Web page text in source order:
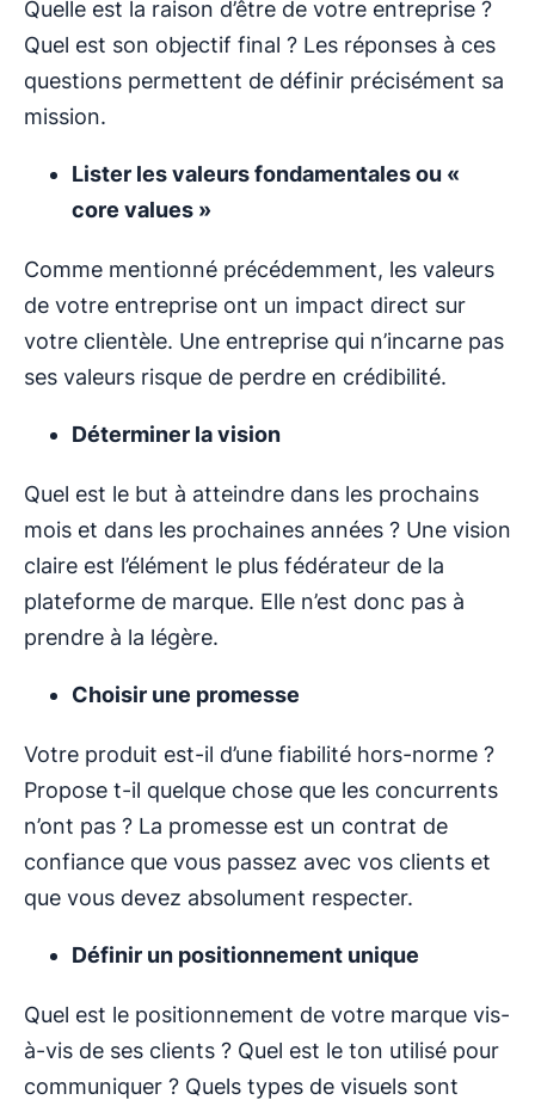
Quelle est la raison d’être de votre entreprise ?
Quel est son objectif final ? Les réponses à ces
questions permettent de définir précisément sa
mission.
Lister les valeurs fondamentales ou «
core values »
Comme mentionné précédemment, les valeurs
de votre entreprise ont un impact direct sur
votre clientèle. Une entreprise qui n’incarne pas
ses valeurs risque de perdre en crédibilité.
Déterminer la vision
Quel est le but à atteindre dans les prochains
mois et dans les prochaines années ? Une vision
claire est l’élément le plus fédérateur de la
plateforme de marque. Elle n’est donc pas à
prendre à la légère.
Choisir une promesse
Votre produit est-il d’une fiabilité hors-norme ?
Propose t-il quelque chose que les concurrents
n’ont pas ? La promesse est un contrat de
confiance que vous passez avec vos clients et
que vous devez absolument respecter.
Définir un positionnement unique
Quel est le positionnement de votre marque vis-
à-vis de ses clients ? Quel est le ton utilisé pour
communiquer ? Quels types de visuels sont